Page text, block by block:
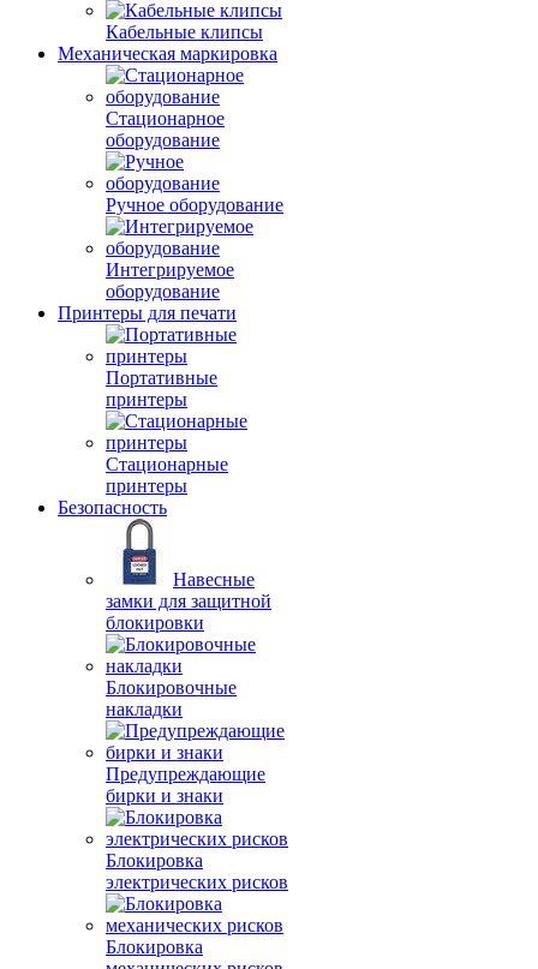
Кабельные клипсы
Механическая маркировка
Стационарное
оборудование
Ручное оборудование
Интегрируемое
оборудование
Принтеры для печати
Портативные
принтеры
Стационарные
принтеры
Безопасность
Навесные
замки для защитной
блокировки
Блокировочные
накладки
Предупреждающие
бирки и знаки
Блокировка
электрических рисков
Блокировка